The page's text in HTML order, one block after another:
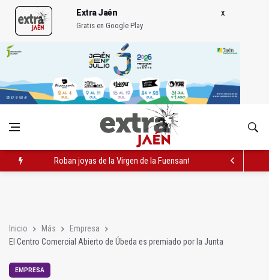
Extra Jaén
Gratis en Google Play
Roban joyas de la Virgen de la Fuensanta Coronada de
Inicio Más
Empresa
El Centro Comercial Abierto de Úbeda es premiado por la Junta
EMPRESA